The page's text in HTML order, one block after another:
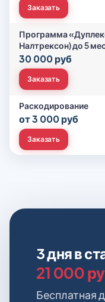
Заказать
Программа
Налтрексон) до 5
30 000 руб
Заказать
Раскодирование
от 3 000 руб
Заказать
3 дня в
21 000
Бесплатная